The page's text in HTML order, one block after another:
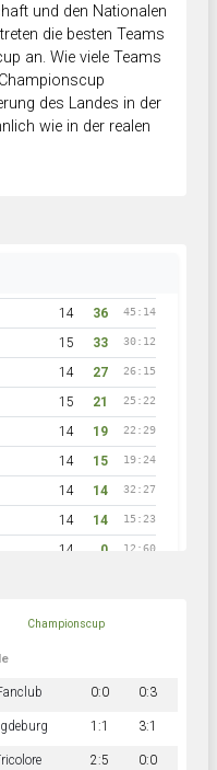
und den Nationalen
die besten Teams
an. Wie viele Teams
des Landes in der
wie in der realen
14 36 45:14
15 33 30:12
14 27 26:15
15 21 25:22
14 19 22:29
14 15 19:24
14 14 32:27
14 14 15:23
14 0 12:60
Championscup
0:0 0:3
1:1 3:1
2:5 0:0